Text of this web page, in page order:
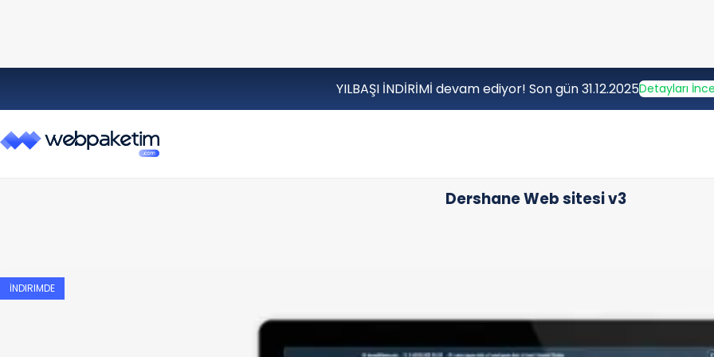
YILBAŞI İNDİRİMİ devam ediyor! Son gün 31.12.2025Detayları
Dershane Web sitesi v3
İNDIRIMDE